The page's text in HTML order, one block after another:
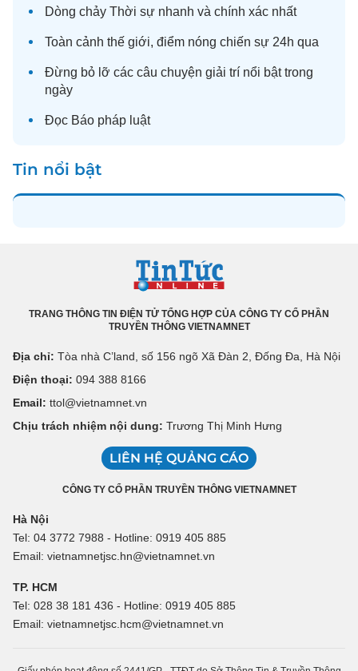
Dòng chảy Thời sự nhanh và chính xác nhất
Toàn cảnh thế giới, điểm nóng chiến sự 24h qua
Đừng bỏ lỡ các câu chuyện giải trí nổi bật trong
ngày
Đọc Báo pháp luật
Tin nổi bật
TRANG THÔNG TIN ĐIỆN TỬ TỔNG HỢP CỦA CÔNG TY CỔ PHẦN
TRUYỀN THÔNG VIETNAMNET
Địa chỉ: Tòa nhà C’land, số 156 ngõ Xã Đàn 2, Đống Đa, Hà Nội
Điện thoại: 094 388 8166
Email: ttol@vietnamnet.vn
Chịu trách nhiệm nội dung: Trương Thị Minh Hưng
LIÊN HỆ QUẢNG CÁO
CÔNG TY CỔ PHẦN TRUYỀN THÔNG VIETNAMNET
Hà Nội
Tel: 04 3772 7988 - Hotline: 0919 405 885
Email: vietnamnetjsc.hn@vietnamnet.vn
TP. HCM
Tel: 028 38 181 436 - Hotline: 0919 405 885
Email: vietnamnetjsc.hcm@vietnamnet.vn